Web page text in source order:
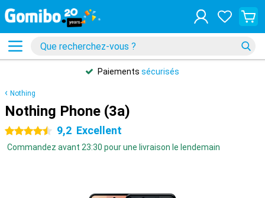
Paiements sécurisés
Nothing
Nothing Phone (3a)
4.5 étoiles 9,2 Excellent
Commandez avant 23:30 pour une livraison le lendemain